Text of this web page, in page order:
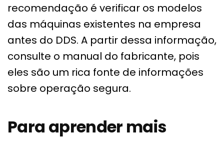
recomendação é verificar os modelos
das máquinas existentes na empresa
antes do DDS. A partir dessa informação,
consulte o manual do fabricante, pois
eles são um rica fonte de informações
sobre operação segura.
Para aprender mais